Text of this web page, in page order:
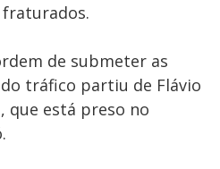
de submeter as
tráfico partiu de Flávio
que está preso no